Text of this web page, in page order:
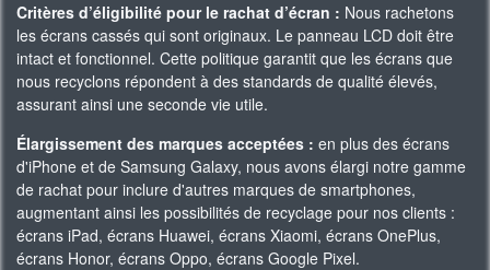
Critères d’éligibilité pour le rachat d’écran : Nous rachetons
les écrans cassés qui sont originaux. Le panneau LCD doit être
intact et fonctionnel. Cette politique garantit que les écrans que
nous recyclons répondent à des standards de qualité élevés,
assurant ainsi une seconde vie utile.
Élargissement des marques acceptées : en plus des écrans
d'iPhone et de Samsung Galaxy, nous avons élargi notre gamme
de rachat pour inclure d'autres marques de smartphones,
augmentant ainsi les possibilités de recyclage pour nos clients :
écrans iPad, écrans Huawei, écrans Xiaomi, écrans OnePlus,
écrans Honor, écrans Oppo, écrans Google Pixel.